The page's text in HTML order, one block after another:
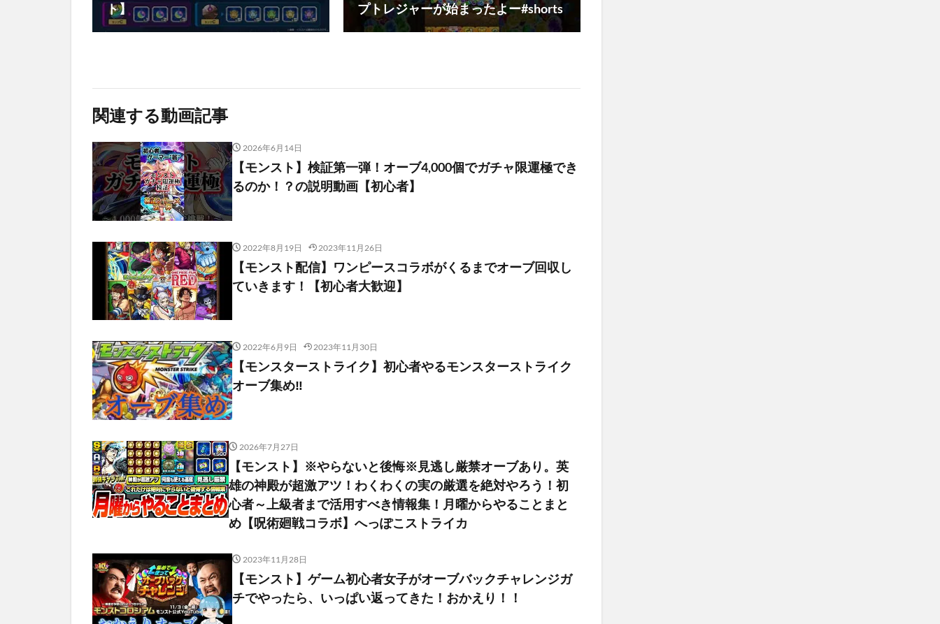
ト】
プトレジャーが始まったよー#shorts
関連する動画記事
2026年6月14日
【モンスト】検証第一弾！オーブ4,000個でガチャ限運極でき
るのか！？の説明動画【初心者】
2022年8月19日 2023年11月26日
【モンスト配信】ワンピースコラボがくるまでオーブ回収し
ていきます！【初心者大歓迎】
2022年6月9日 2023年11月30日
【モンスターストライク】初心者やるモンスターストライク
オーブ集め‼️
2026年7月27日
【モンスト】※やらないと後悔※見逃し厳禁オーブあり。英
雄の神殿が超激アツ！わくわくの実の厳選を絶対やろう！初
心者～上級者まで活用すべき情報集！月曜からやることまと
め【呪術廻戦コラボ】へっぽこストライカ
2023年11月28日
【モンスト】ゲーム初心者女子がオーブバックチャレンジガ
チでやったら、いっぱい返ってきた！おかえり！！